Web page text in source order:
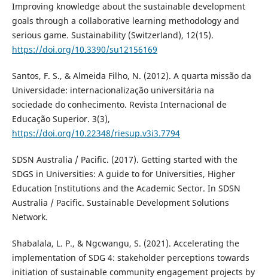
Improving knowledge about the sustainable development
goals through a collaborative learning methodology and
serious game. Sustainability (Switzerland), 12(15).
https://doi.org/10.3390/su12156169
Santos, F. S., & Almeida Filho, N. (2012). A quarta missão da
Universidade: internacionalização universitária na
sociedade do conhecimento. Revista Internacional de
Educação Superior. 3(3),
https://doi.org/10.22348/riesup.v3i3.7794
SDSN Australia / Pacific. (2017). Getting started with the
SDGS in Universities: A guide to for Universities, Higher
Education Institutions and the Academic Sector. In SDSN
Australia / Pacific. Sustainable Development Solutions
Network.
Shabalala, L. P., & Ngcwangu, S. (2021). Accelerating the
implementation of SDG 4: stakeholder perceptions towards
initiation of sustainable community engagement projects by